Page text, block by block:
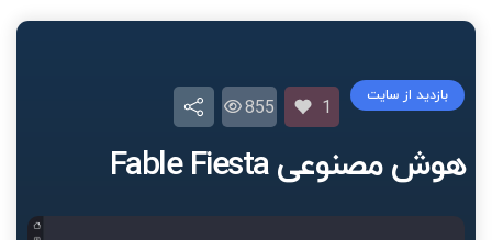
هوش مصنوعی Fable Fiesta
بازدید از سایت
1
855